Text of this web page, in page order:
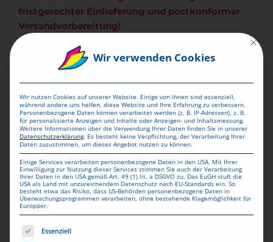
fristgerechter Einlieferung und postkonformer
Versandvorbereitung!
PRODUKTIONSZEITEN
PERSÖNLICHE
ANSPRECHPARTNER
4.8 VON 5 STERNE AUF
TRUSTPILOT
Mit
Wir verwenden Cookies
Wir nutzen Cookies auf unserer Website. Einige von ihnen sind essenziell,
während andere uns helfen, diese Website und Ihre Erfahrung zu verbessern.
Personenbezogene Daten können verarbeitet werden (z. B. IP-Adressen), z. B.
für personalisierte Anzeigen und Inhalte oder Anzeigen- und Inhaltsmessung.
Weitere Informationen über die Verwendung Ihrer Daten finden Sie in unserer
Datenschutzerklärung. Es besteht keine Verpflichtung, der Verarbeitung Ihrer
Daten zuzustimmen, um dieses Angebot nutzen zu können.
Einige Services verarbeiten personenbezogene Daten in den USA. Mit Ihrer
Einwilligung zur Nutzung dieser Services stimmen Sie auch der Verarbeitung
Ihrer Daten in den USA gemäß Art. 49 (1) lit. a DSGVO zu. Das EuGH stuft die
USA als Land mit unzureichendem Datenschutz nach EU-Standards ein. So
besteht etwa das Risiko, dass US-Behörden personenbezogene Daten in
Überwachungsprogrammen verarbeiten, ohne bestehende Klagemöglichkeit für
Europäer.
Es folgt eine Liste der Service-Gruppen, für die eine
Essenziell